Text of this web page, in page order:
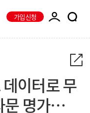
가입신청
이터로 무
명가로